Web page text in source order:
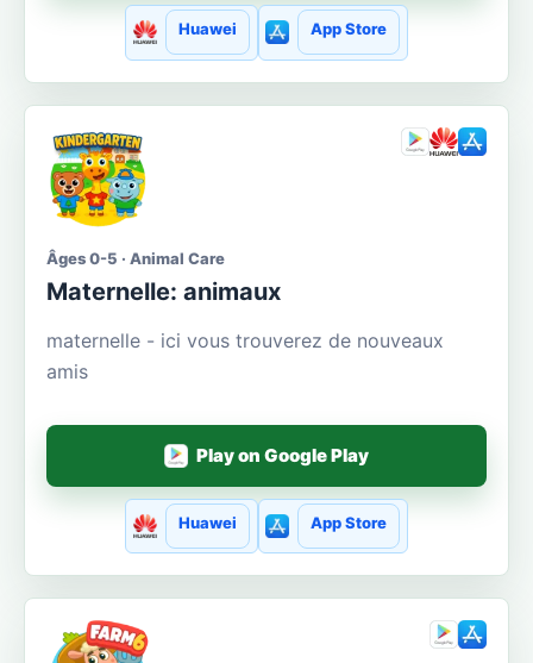
Huawei App Store
Âges 0-5 · Animal Care
Maternelle: animaux
maternelle - ici vous trouverez de nouveaux
amis
Play on Google Play
Huawei App Store